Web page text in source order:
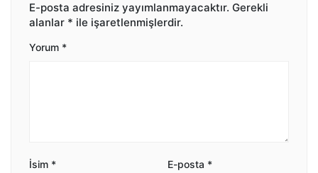
E-posta adresiniz yayımlanmayacaktır. Gerekli
alanlar * ile işaretlenmişlerdir.
Yorum *
İsim * E-posta *